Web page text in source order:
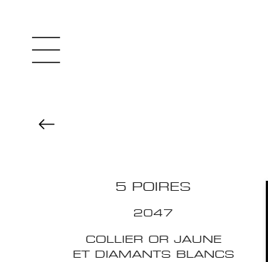
5 POIRES
2047
COLLIER OR JAUNE
ET DIAMANTS BLANCS